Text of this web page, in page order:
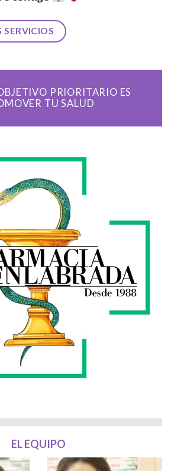
SERVICIOS
PRIORITARIO ES
TU SALUD
EL EQUIPO